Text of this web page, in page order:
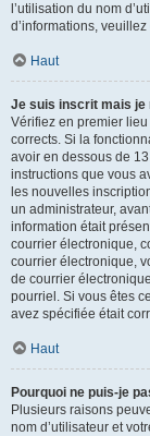
l’utilisation du nom
d’informations,
Haut
Je suis inscrit mais je
Vérifiez en premier
corrects. Si la
avoir en dessous de
instructions que vous
les nouvelles
un administrateur,
information était
courrier électronique,
courrier électronique,
de courrier
pourriel. Si vous êtes
avez spécifiée était
Haut
Pourquoi ne puis-je
Plusieurs raisons
nom d’utilisateur et